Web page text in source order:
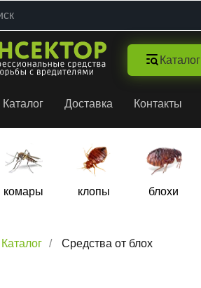
Каталог
Каталог Доставка Контакты
блохи
клопы
комары
Каталог / Средства от блох